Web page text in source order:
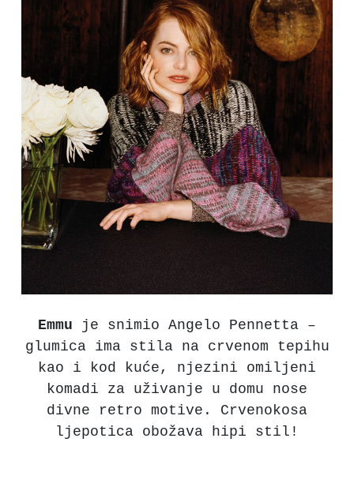
Emmu je snimio Angelo Pennetta –
glumica ima stila na crvenom tepihu
kao i kod kuće, njezini omiljeni
komadi za uživanje u domu nose
divne retro motive. Crvenokosa
ljepotica obožava hipi stil!